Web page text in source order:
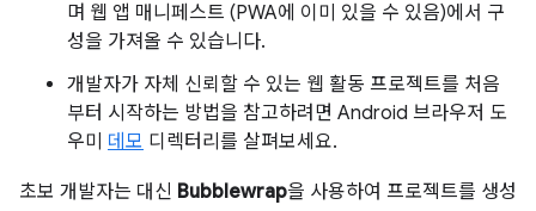
며 웹 앱 매니페스트 (PWA에 이미 있을 수 있음)에서 구
성을 가져올 수 있습니다.
개발자가 자체 신뢰할 수 있는 웹 활동 프로젝트를 처음
부터 시작하는 방법을 참고하려면 Android 브라우저 도
우미 데모 디렉터리를 살펴보세요.
초보 개발자는 대신 Bubblewrap을 사용하여 프로젝트를 생성